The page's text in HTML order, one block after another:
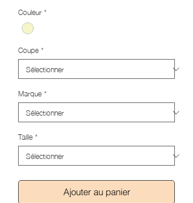
Couleur*
Coupe*
Marque*
Taille*
Ajouter au panier